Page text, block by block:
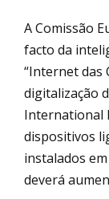
A Comissão
facto da
“Internet das
digitalização
International
dispositivos
instalados
deverá